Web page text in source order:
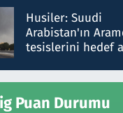
talimat verdi, ben
gönderdim
Husiler: Suudi
Arabistan'ın
tesislerini hedef
Puan Durumu